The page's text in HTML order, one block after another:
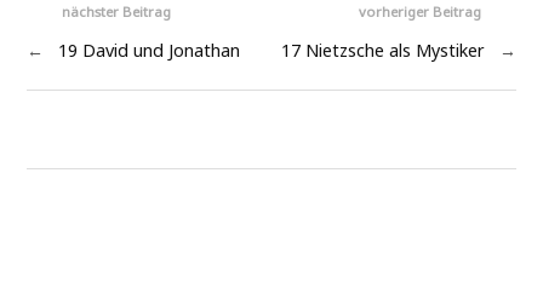
vorheriger Beitrag
17 Nietzsche als Mystiker →
nächster Beitrag
← 19 David und Jonathan